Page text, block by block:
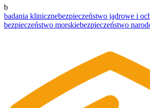
b
badania klinicznebezpieczeństwo jądrowe i
bezpieczeństwo morskiebezpieczeństwo